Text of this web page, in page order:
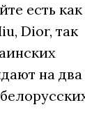
есть
Dior, так
на два